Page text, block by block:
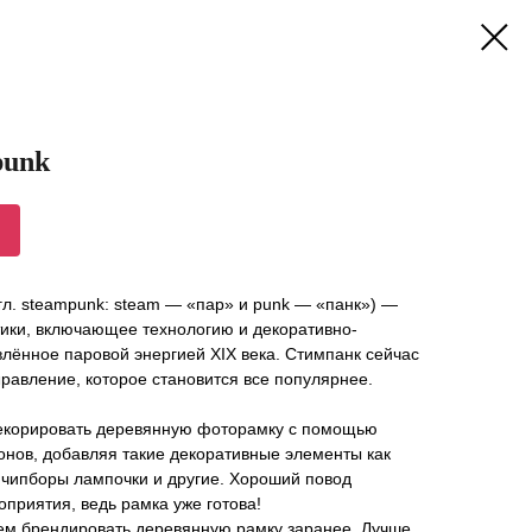
steampunk: steam — «пар» и punk — «панк») —
включающее технологию и декоративно-
паровой энергией XIX века. Стимпанк сейчас
которое становится все популярнее.
деревянную фоторамку с помощью
добавляя такие декоративные элементы как
лампочки и другие. Хороший повод
ведь рамка уже готова!